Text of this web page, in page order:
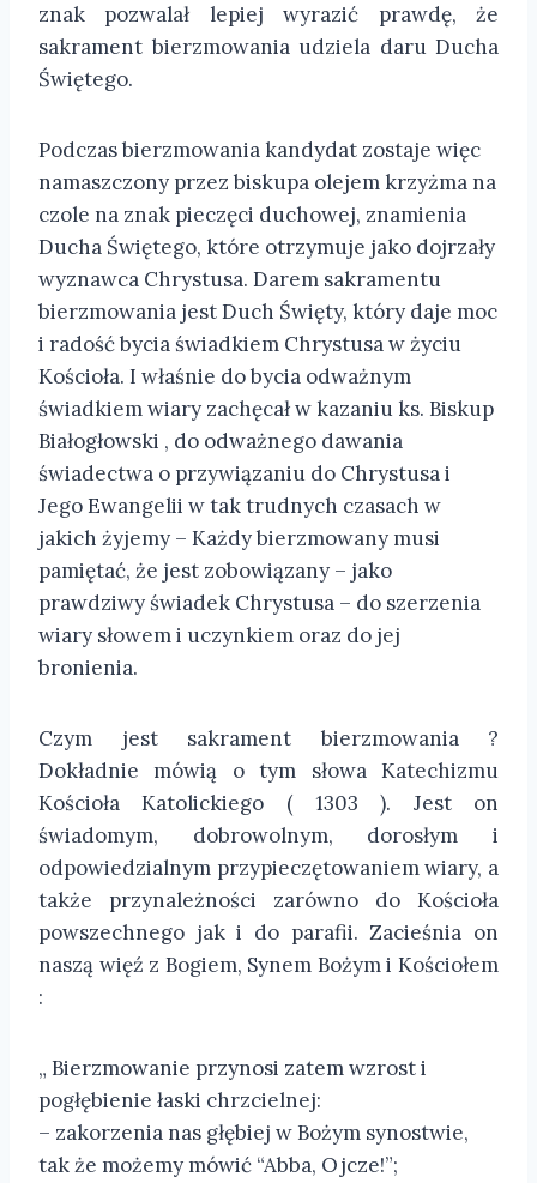
znak pozwalał lepiej wyrazić prawdę, że
sakrament bierzmowania udziela daru Ducha
Świętego.
Podczas bierzmowania kandydat zostaje więc
namaszczony przez biskupa olejem krzyżma na
czole na znak pieczęci duchowej, znamienia
Ducha Świętego, które otrzymuje jako dojrzały
wyznawca Chrystusa. Darem sakramentu
bierzmowania jest Duch Święty, który daje moc
i radość bycia świadkiem Chrystusa w życiu
Kościoła. I właśnie do bycia odważnym
świadkiem wiary zachęcał w kazaniu ks. Biskup
Białogłowski , do odważnego dawania
świadectwa o przywiązaniu do Chrystusa i
Jego Ewangelii w tak trudnych czasach w
jakich żyjemy – Każdy bierzmowany musi
pamiętać, że jest zobowiązany – jako
prawdziwy świadek Chrystusa – do szerzenia
wiary słowem i uczynkiem oraz do jej
bronienia.
Czym jest sakrament bierzmowania ?
Dokładnie mówią o tym słowa Katechizmu
Kościoła Katolickiego ( 1303 ). Jest on
świadomym, dobrowolnym, dorosłym i
odpowiedzialnym przypieczętowaniem wiary, a
także przynależności zarówno do Kościoła
powszechnego jak i do parafii. Zacieśnia on
naszą więź z Bogiem, Synem Bożym i Kościołem
:
„ Bierzmowanie przynosi zatem wzrost i
pogłębienie łaski chrzcielnej:
– zakorzenia nas głębiej w Bożym synostwie,
tak że możemy mówić “Abba, Ojcze!”;